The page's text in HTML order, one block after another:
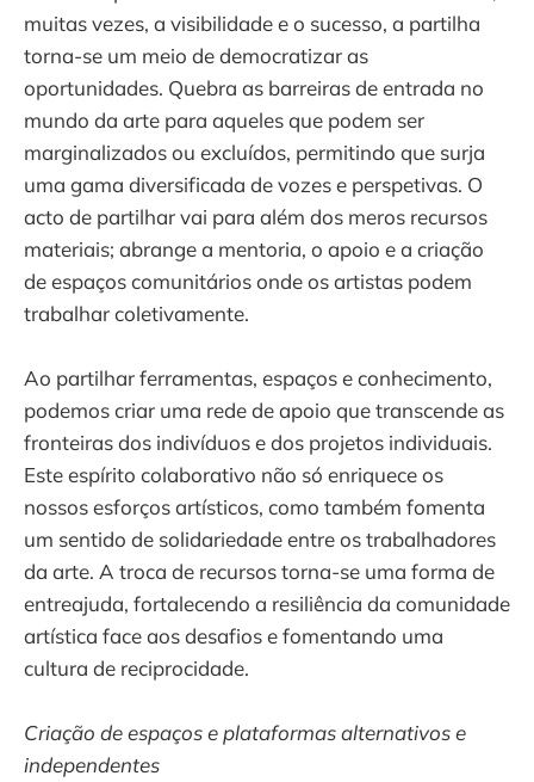
muitas vezes, a visibilidade e o sucesso, a partilha
torna-se um meio de democratizar as
oportunidades. Quebra as barreiras de entrada no
mundo da arte para aqueles que podem ser
marginalizados ou excluídos, permitindo que surja
uma gama diversificada de vozes e perspetivas. O
acto de partilhar vai para além dos meros recursos
materiais; abrange a mentoria, o apoio e a criação
de espaços comunitários onde os artistas podem
trabalhar coletivamente.
Ao partilhar ferramentas, espaços e conhecimento,
podemos criar uma rede de apoio que transcende as
fronteiras dos indivíduos e dos projetos individuais.
Este espírito colaborativo não só enriquece os
nossos esforços artísticos, como também fomenta
um sentido de solidariedade entre os trabalhadores
da arte. A troca de recursos torna-se uma forma de
entreajuda, fortalecendo a resiliência da comunidade
artística face aos desafios e fomentando uma
cultura de reciprocidade.
Criação de espaços e plataformas alternativos e
independentes